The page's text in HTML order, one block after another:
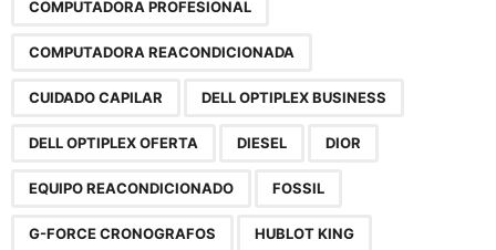
COMPUTADORA PROFESIONAL
COMPUTADORA REACONDICIONADA
CUIDADO CAPILAR DELL OPTIPLEX BUSINESS
DELL OPTIPLEX OFERTA DIESEL DIOR
EQUIPO REACONDICIONADO FOSSIL
G-FORCE CRONOGRAFOS HUBLOT KING